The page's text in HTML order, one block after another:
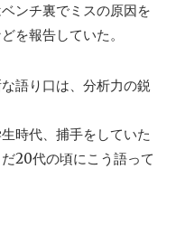
ンチ裏でミスの原因を
を報告していた。
語り口は、分析力の鋭
時代、捕手をしていた
20代の頃にこう語って